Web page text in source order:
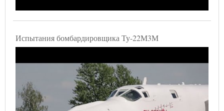
Испытания бомбардировщика Ту-22М3М